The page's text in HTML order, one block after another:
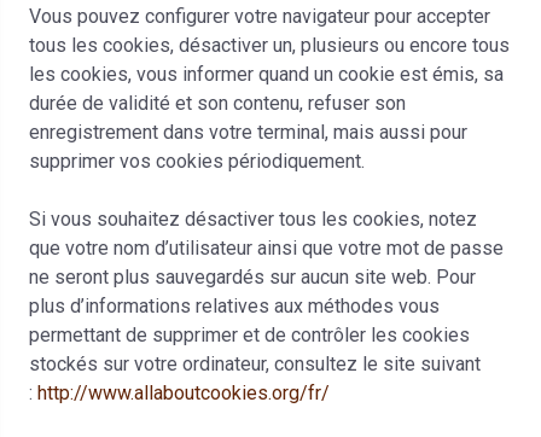
Vous pouvez configurer votre navigateur pour accepter
tous les cookies, désactiver un, plusieurs ou encore tous
les cookies, vous informer quand un cookie est émis, sa
durée de validité et son contenu, refuser son
enregistrement dans votre terminal, mais aussi pour
supprimer vos cookies périodiquement.
Si vous souhaitez désactiver tous les cookies, notez
que votre nom d’utilisateur ainsi que votre mot de passe
ne seront plus sauvegardés sur aucun site web. Pour
plus d’informations relatives aux méthodes vous
permettant de supprimer et de contrôler les cookies
stockés sur votre ordinateur, consultez le site suivant
:http://www.allaboutcookies.org/fr/